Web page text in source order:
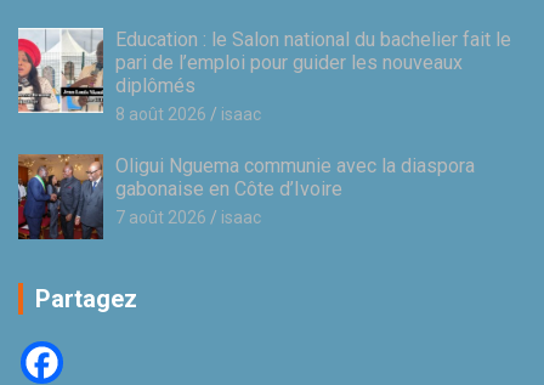
Education : le Salon national du bachelier fait le
pari de l’emploi pour guider les nouveaux
diplômés
8 août 2026 isaac
Oligui Nguema communie avec la diaspora
gabonaise en Côte d’Ivoire
7 août 2026 isaac
Partagez